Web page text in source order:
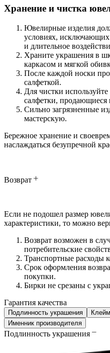
Хранение и чистка
Ювелирные изделия
условиях,
и длительное
Храните украшения в
каркасом и мягкой
После каждой носки
салфеткой.
Для чистки
салфетки,
Сильно загрязненные
мастерскую.
Бережное хранение и
наслаждаться безупречной
Возврат
Если не подошел размер
характеристики, то можно
Возврат возможен в
потребительские
Транспортные расходы
Срок оформления
покупки.
Бирки не срезаны с
Гарантия качества
Подлинность украшения
Именник производителя
Подлинность украшения